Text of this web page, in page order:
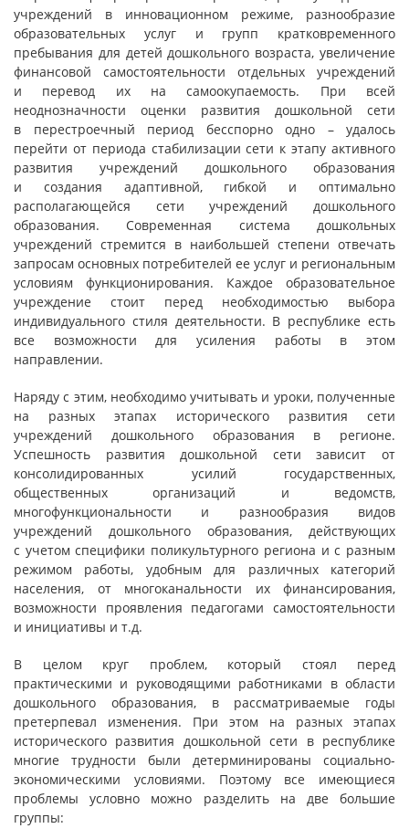
учреждений в инновационном режиме, разнообразие
образовательных услуг и групп кратковременного
пребывания для детей дошкольного возраста, увеличение
финансовой самостоятельности отдельных учреждений
и перевод их на самоокупаемость. При всей
неоднозначности оценки развития дошкольной сети
в перестроечный период бесспорно одно – удалось
перейти от периода стабилизации сети к этапу активного
развития учреждений дошкольного образования
и создания адаптивной, гибкой и оптимально
располагающейся сети учреждений дошкольного
образования. Современная система дошкольных
учреждений стремится в наибольшей степени отвечать
запросам основных потребителей ее услуг и региональным
условиям функционирования. Каждое образовательное
учреждение стоит перед необходимостью выбора
индивидуального стиля деятельности. В республике есть
все возможности для усиления работы в этом
направлении.
Наряду с этим, необходимо учитывать и уроки, полученные
на разных этапах исторического развития сети
учреждений дошкольного образования в регионе.
Успешность развития дошкольной сети зависит от
консолидированных усилий государственных,
общественных организаций и ведомств,
многофункциональности и разнообразия видов
учреждений дошкольного образования, действующих
с учетом специфики поликультурного региона и с разным
режимом работы, удобным для различных категорий
населения, от многоканальности их финансирования,
возможности проявления педагогами самостоятельности
и инициативы и т.д.
В целом круг проблем, который стоял перед
практическими и руководящими работниками в области
дошкольного образования, в рассматриваемые годы
претерпевал изменения. При этом на разных этапах
исторического развития дошкольной сети в республике
многие трудности были детерминированы социально-
экономическими условиями. Поэтому все имеющиеся
проблемы условно можно разделить на две большие
группы: